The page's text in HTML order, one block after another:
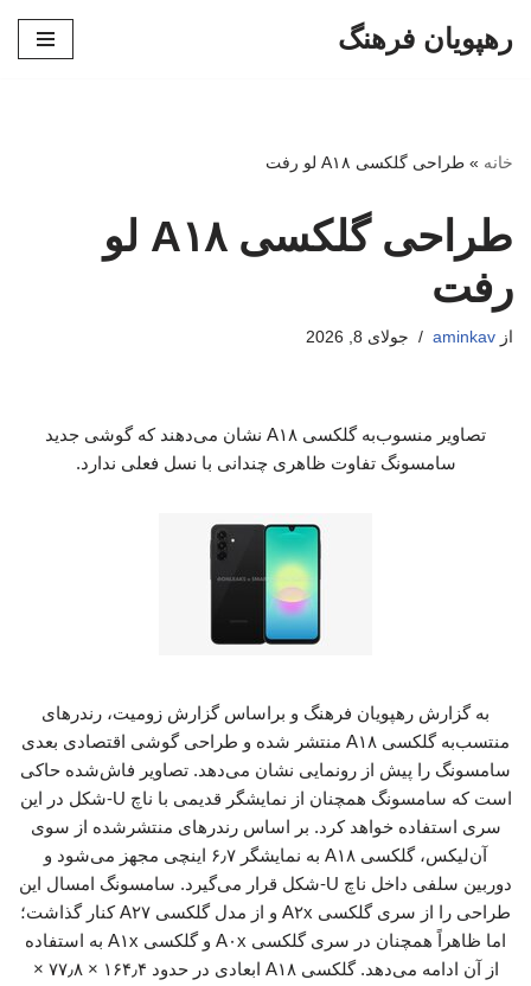
رهپویان فرهنگ
خانه » طراحی گلکسی A۱۸ لو رفت
طراحی گلکسی A۱۸ لو
رفت
از aminkav جولای 8, 2026
تصاویر منسوب‌به گلکسی A۱۸ نشان می‌دهند که گوشی جدید
سامسونگ تفاوت ظاهری چندانی با نسل فعلی ندارد.
به گزارش رهپویان فرهنگ و براساس گزارش زومیت، رندرهای
منتسب‌به گلکسی A۱۸ منتشر شده و طراحی گوشی اقتصادی بعدی
سامسونگ را پیش از رونمایی نشان می‌دهد. تصاویر فاش‌شده حاکی
است که سامسونگ همچنان از نمایشگر قدیمی با ناچ U-شکل در این
سری استفاده خواهد کرد. بر اساس رندرهای منتشرشده از سوی
آن‌لیکس، گلکسی A۱۸ به نمایشگر ۶٫۷ اینچی مجهز می‌شود و
دوربین سلفی داخل ناچ U-‌شکل قرار می‌گیرد. سامسونگ امسال این
طراحی را از سری گلکسی A۲x و از مدل گلکسی A۲۷ کنار گذاشت؛
اما ظاهراً همچنان در سری گلکسی A۰x و گلکسی A۱x به استفاده
از آن ادامه می‌دهد. گلکسی A۱۸ ابعادی در حدود ۱۶۴٫۴ × ۷۷٫۸ ×